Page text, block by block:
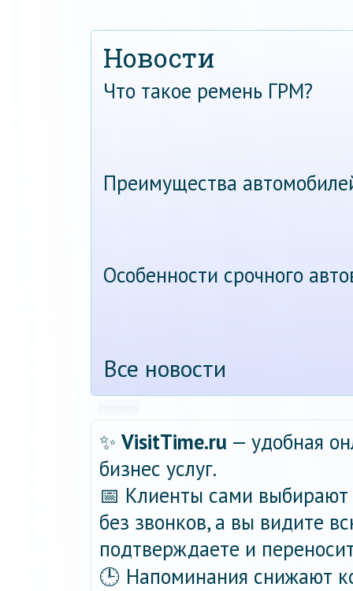
Новости
Что такое ремень ГРМ?
Преимущества
Особенности срочного
Все новости
✨ VisitTime.ru — удобная
бизнес услуг.
📅 Клиенты сами
без звонков, а вы видите
подтверждаете и
🕒 Напоминания снижают